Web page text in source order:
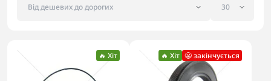
🔥 Хіт 🔥 Хіт 😬 закінчується